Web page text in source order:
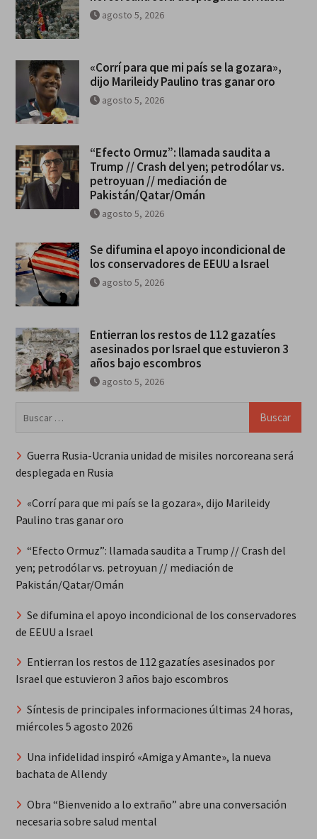
agosto 5, 2026
«Corrí para que mi país se la gozara»,
dijo Marileidy Paulino tras ganar oro
agosto 5, 2026
“Efecto Ormuz”: llamada saudita a
Trump // Crash del yen; petrodólar vs.
petroyuan // mediación de
Pakistán/Qatar/Omán
agosto 5, 2026
Se difumina el apoyo incondicional de
los conservadores de EEUU a Israel
agosto 5, 2026
Entierran los restos de 112 gazatíes
asesinados por Israel que estuvieron 3
años bajo escombros
agosto 5, 2026
Guerra Rusia-Ucrania unidad de misiles norcoreana será
desplegada en Rusia
«Corrí para que mi país se la gozara», dijo Marileidy
Paulino tras ganar oro
“Efecto Ormuz”: llamada saudita a Trump // Crash del
yen; petrodólar vs. petroyuan // mediación de
Pakistán/Qatar/Omán
Se difumina el apoyo incondicional de los conservadores
de EEUU a Israel
Entierran los restos de 112 gazatíes asesinados por
Israel que estuvieron 3 años bajo escombros
Síntesis de principales informaciones últimas 24 horas,
miércoles 5 agosto 2026
Una infidelidad inspiró «Amiga y Amante», la nueva
bachata de Allendy
Obra “Bienvenido a lo extraño” abre una conversación
necesaria sobre salud mental